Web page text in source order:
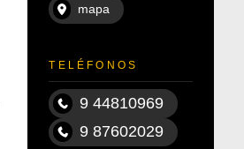
mapa
TELÉFONOS
9 44810969
9 87602029